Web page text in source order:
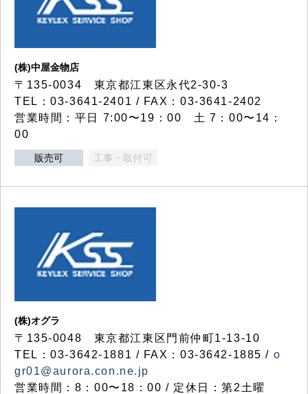
(株)中屋金物店
〒135-0034 東京都江東区永代2-30-3
TEL：03-3641-2401 / FAX：03-3641-2402
営業時間：平日 7:00〜19：00 土 7：00〜14：
00
販売可 工事・取付可
(株)オグラ
〒135-0048 東京都江東区門前仲町1-13-10
TEL：03-3642-1881 / FAX：03-3642-1885 / o
gr01@aurora.con.ne.jp
営業時間：8：00〜18：00 / 定休日：第2土曜